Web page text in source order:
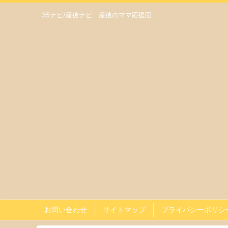
35ナビ/産後ナビ 産後のママ応援団
お問い合わせ サイトマップ プライバシーポリシ